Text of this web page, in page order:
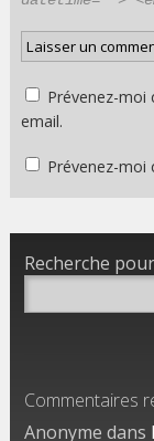
Prévenez-
email.
Prévenez-moi
Recherche
Commentaires
Anonyme dans